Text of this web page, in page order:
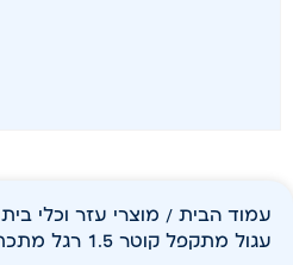
עמוד הבית / מוצרי עזר וכלי בית
עגול מתקפל קוטר 1.5 רגל מתכת